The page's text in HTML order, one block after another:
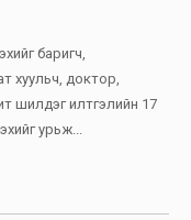
баригч,
хуульч, доктор,
шилдэг илтгэлийн 17
урьж...